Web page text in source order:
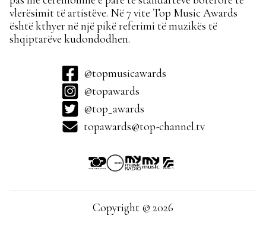
vlerësimit të artistëve. Në 7 vite Top Music Awards
është kthyer në një pikë referimi të muzikës të
shqiptarëve kudondodhen.
@topmusicawards
@topawards
@top_awards
topawards@top-channel.tv
Copyright © 2026